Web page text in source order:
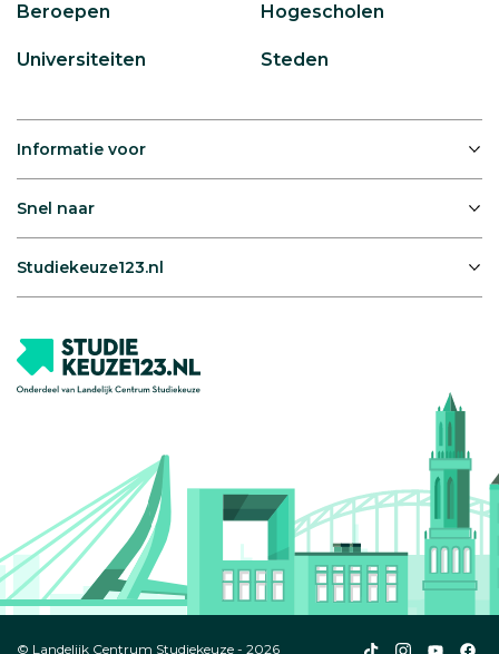
Beroepen Hogescholen
Universiteiten Steden
Informatie voor
Snel naar
Studiekeuze123.nl
© Landelijk Centrum Studiekeuze - 2026 Studiekeuze123